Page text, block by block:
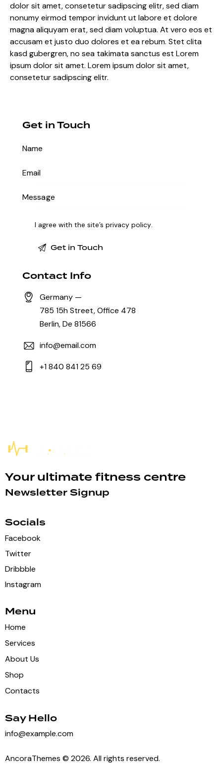
dolor sit amet, consetetur sadipscing elitr, sed diam
nonumy eirmod tempor invidunt ut labore et dolore
magna aliquyam erat, sed diam voluptua. At vero eos et
accusam et justo duo dolores et ea rebum. Stet clita
kasd gubergren, no sea takimata sanctus est Lorem
ipsum dolor sit amet. Lorem ipsum dolor sit amet,
consetetur sadipscing elitr.
Get in Touch
I agree with the site’sprivacy policy.
Contact Info
Germany —
785 15h Street, Office 478
Berlin, De 81566
info@email.com
+1 840 841 25 69
Your ultimate fitness centre
Newsletter Signup
Socials
Facebook
Twitter
Dribbble
Instagram
Menu
Home
Services
About Us
Shop
Contacts
Say Hello
info@example.com
AncoraThemes © 2026. All rights reserved.